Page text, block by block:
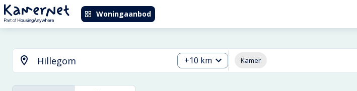
Woningaanbod
+10 km Kamer